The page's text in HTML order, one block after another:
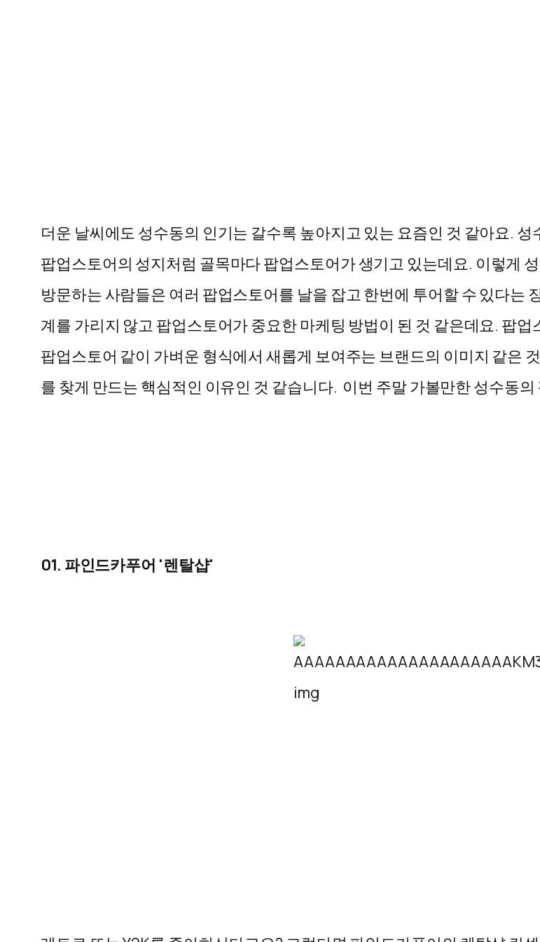
더운 날씨에도 성수동의 인기는 갈수록 높아지고 있는 요즘인 것 같아요.
팝업스토어의 성지처럼 골목마다 팝업스토어가 생기고 있는데요. 이렇게
방문하는 사람들은 여러 팝업스토어를 날을 잡고 한번에 투어할 수 있다는
계를 가리지 않고 팝업스토어가 중요한 마케팅 방법이 된 것 같은데요. 팝
팝업스토어 같이 가벼운 형식에서 새롭게 보여주는 브랜드의 이미지 같은
를 찾게 만드는 핵심적인 이유인 것 같습니다. 이번 주말 가볼만한 성수동
01. 파인드카푸어 '렌탈샵'